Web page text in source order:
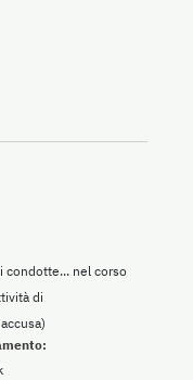
condotte... nel corso
di